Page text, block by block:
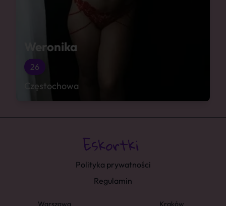
Weronika
26
Częstochowa
Polityka prywatności
Regulamin
Warszawa Kraków